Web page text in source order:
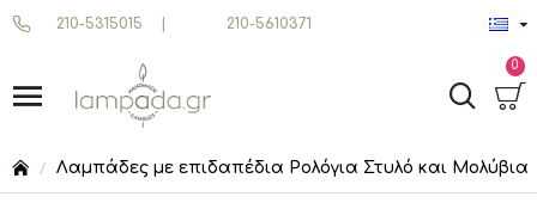
210-5315015 210-5610371
0
Λαμπάδες με επιδαπέδια Ρολόγια Στυλό και Μολύβια